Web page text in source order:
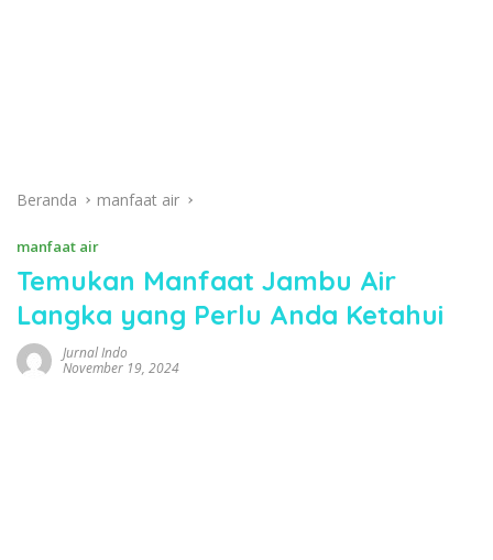
Beranda manfaat air
manfaat air
Temukan Manfaat Jambu Air
Langka yang Perlu Anda Ketahui
Jurnal Indo
November 19, 2024